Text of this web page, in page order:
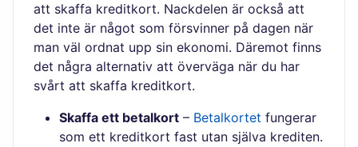
att skaffa kreditkort. Nackdelen är också att
det inte är något som försvinner på dagen när
man väl ordnat upp sin ekonomi. Däremot finns
det några alternativ att överväga när du har
svårt att skaffa kreditkort.
Skaffa ett betalkort – Betalkortet fungerar
som ett kreditkort fast utan själva krediten.